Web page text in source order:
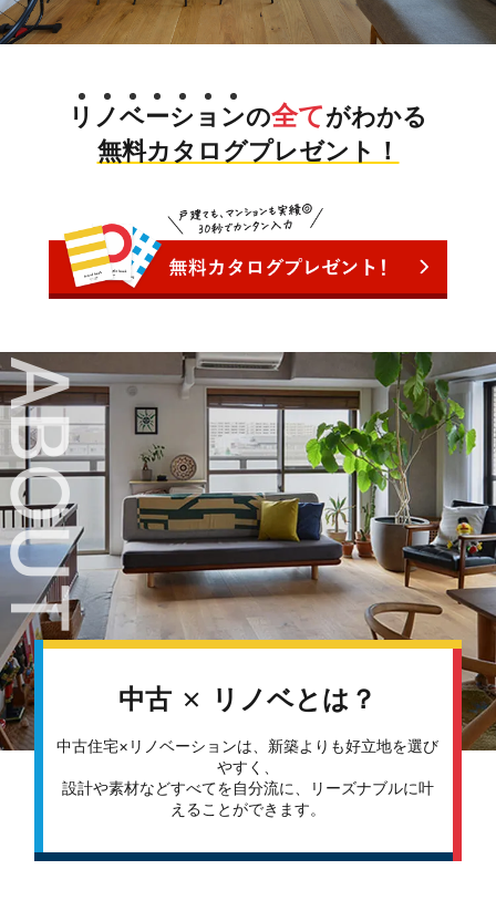
リ ノベーシ ョ ンの全てがわかる
無料カタログプレゼント！
中古 リノベとは？
中古住宅×リノベーションは、新築よりも好立地を選び
やすく、
設計や素材などすべてを自分流に、リーズナブルに叶
えることができます。